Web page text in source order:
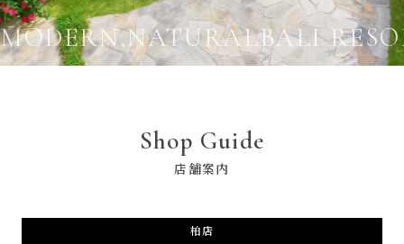
MODERN,NATURALBALI
Shop Guide
店舗案内
柏店